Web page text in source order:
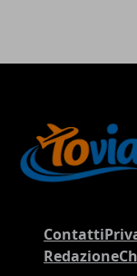
Contatti
Redazione